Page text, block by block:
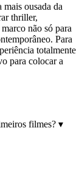
mais ousada da
thriller,
não só para
Para
totalmente
para colocar a
filmes? ▾